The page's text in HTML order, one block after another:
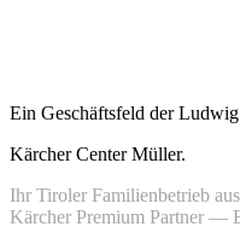
Ein Geschäftsfeld der
Kärcher Center Müller.
Ihr Tiroler Familienbetrieb
Kärcher Premium Partner —